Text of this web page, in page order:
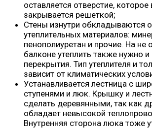
оставляется отверстие,
закрывается решеткой;
Стены изнутри обкладываются
утеплительных материалов:
пенополиуретан и прочие. На не
балконе утеплить также нужно и
перекрытия. Тип утеплителя и
зависит от климатических
Устанавливается лестница с
ступенями и люк. Крышку и
сделать деревянными, так как
обладает невысокой
Внутренняя сторона люка тоже